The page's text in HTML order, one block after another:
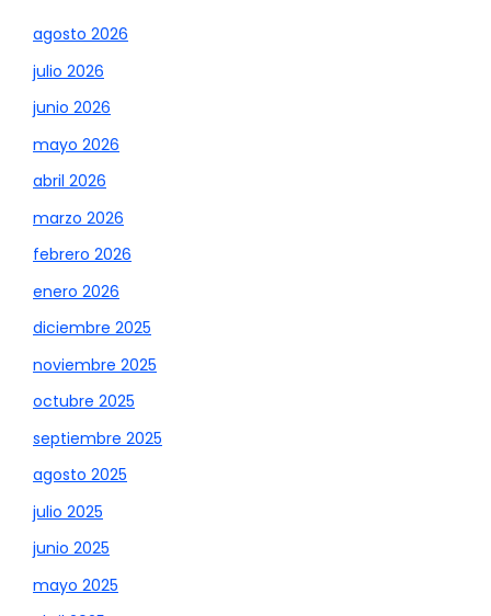
agosto 2026
julio 2026
junio 2026
mayo 2026
abril 2026
marzo 2026
febrero 2026
enero 2026
diciembre 2025
noviembre 2025
octubre 2025
septiembre 2025
agosto 2025
julio 2025
junio 2025
mayo 2025